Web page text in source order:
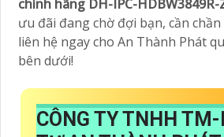
chính hãng DH-IPC-HDBW3849R-
ưu đãi đang chờ đợi bạn, cần
liên hệ ngay cho An Thành Phát
bên dưới!
CÔNG TY TNHH